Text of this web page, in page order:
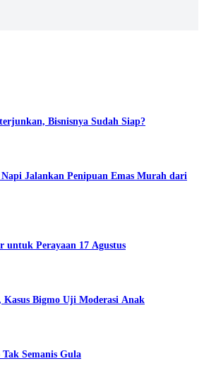
Bisnisnya Sudah Siap?
Jalankan Penipuan Emas Murah dari
untuk Perayaan 17 Agustus
Kasus Bigmo Uji Moderasi Anak
Semanis Gula